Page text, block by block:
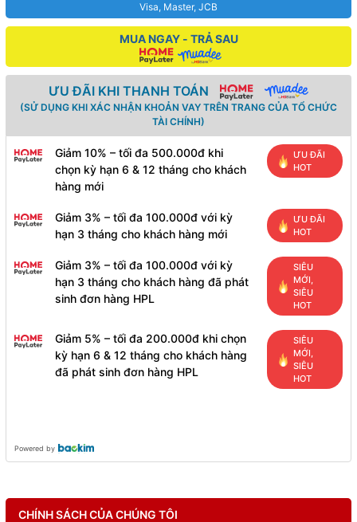
Visa, Master, JCB
MUA NGAY - TRẢ SAU
ƯU ĐÃI KHI THANH TOÁN
(SỬ DỤNG KHI XÁC NHẬN KHOẢN VAY TRÊN TRANG CỦA TỔ CHỨC
TÀI CHÍNH)
Giảm 10% – tối đa 500.000đ khi
chọn kỳ hạn 6 & 12 tháng cho khách
hàng mới
ƯU ĐÃI
HOT
Giảm 3% – tối đa 100.000đ với kỳ
hạn 3 tháng cho khách hàng mới
ƯU ĐÃI
HOT
Giảm 3% – tối đa 100.000đ với kỳ
hạn 3 tháng cho khách hàng đã phát
sinh đơn hàng HPL
SIÊU
MỚI,
SIÊU
HOT
Giảm 5% – tối đa 200.000đ khi chọn
kỳ hạn 6 & 12 tháng cho khách hàng
đã phát sinh đơn hàng HPL
SIÊU
MỚI,
SIÊU
HOT
Powered by
CHÍNH SÁCH CỦA CHÚNG TÔI